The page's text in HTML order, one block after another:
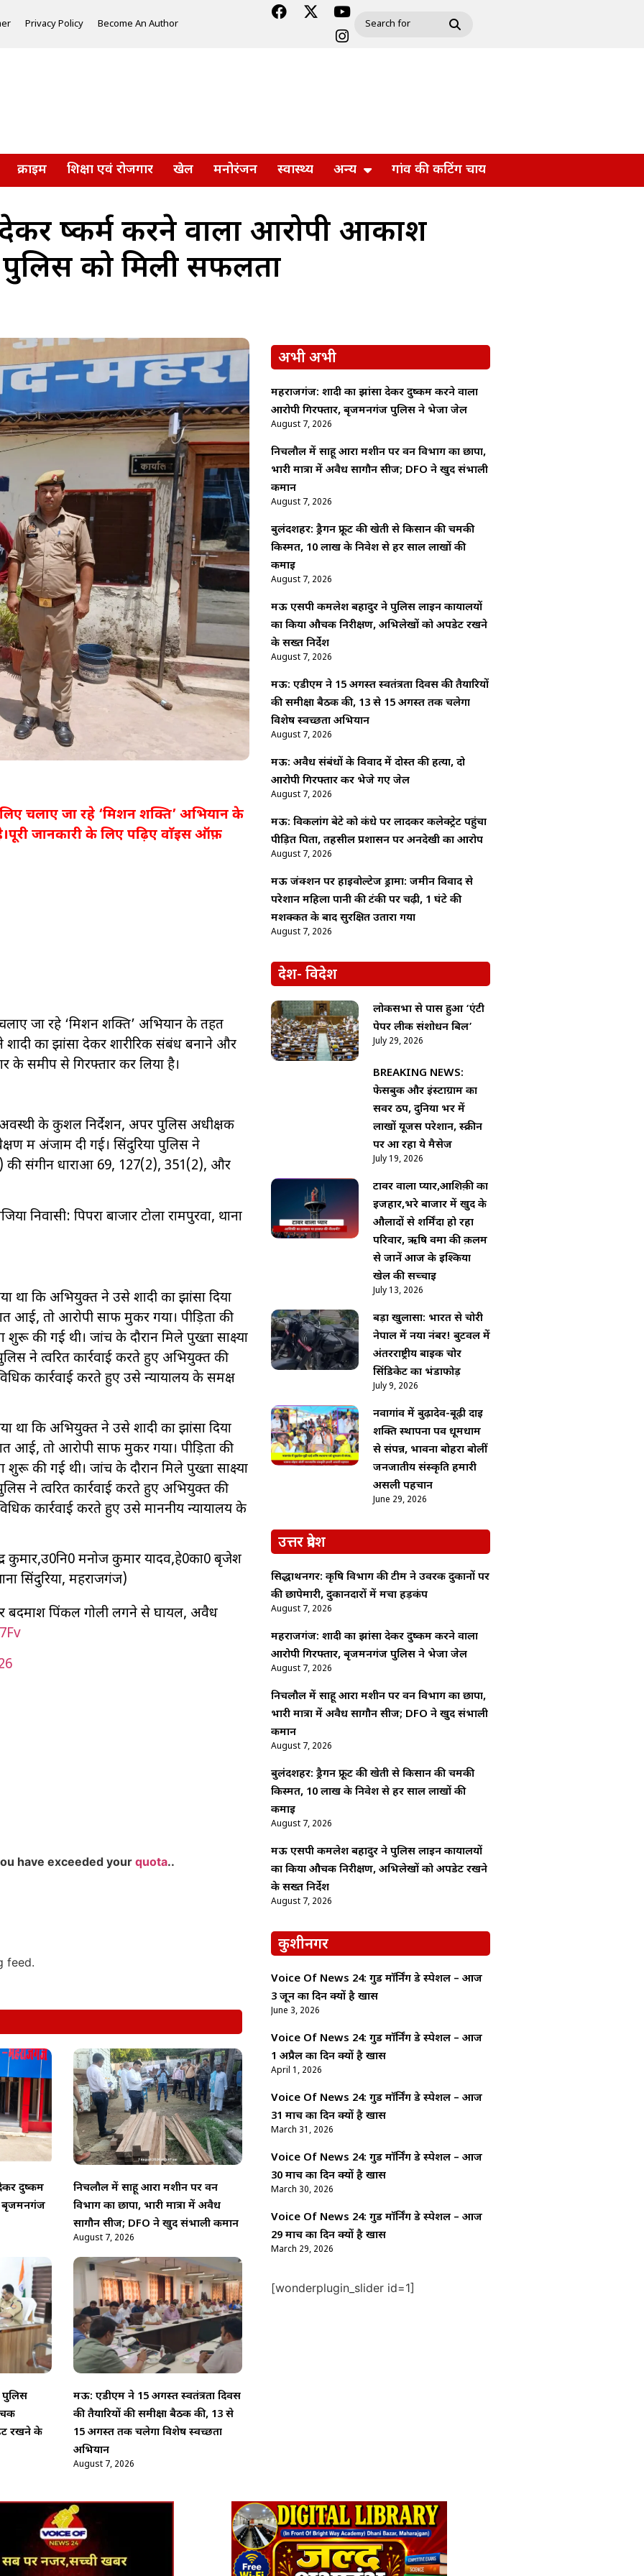
Privacy Policy Become An Author
क्राइम शिक्षा एवं रोजगार खेल मनोरंजन स्वास्थ्य अन्य गांव की कटिंग चाय
दुष्कर्म करने वाला आरोपी आकाश
पुलिस को मिली सफलता
चलाए जा रहे ‘मिशन शक्ति’ अभियान के
जानकारी के लिए पढ़िए वाॅइस ऑफ़
जा रहे ‘मिशन शक्ति’ अभियान के तहत
का झांसा देकर शारीरिक संबंध बनाने और
के समीप से गिरफ्तार कर लिया है।
के कुशल निर्देशन, अपर पुलिस अधीक्षक
में अंजाम दी गई। सिंदुरिया पुलिस ने
की संगीन धाराओं 69, 127(2), 351(2), और
निवासी: पिपरा बाजार टोला रामपुरवा, थाना
गया था कि अभियुक्त ने उसे शादी का झांसा दिया
आई, तो आरोपी साफ मुकर गया। पीड़िता की
की गई थी। जांच के दौरान मिले पुख्ता साक्ष्यों
ने त्वरित कार्रवाई करते हुए अभियुक्त की
कार्रवाई करते हुए उसे न्यायालय के समक्ष
गया था कि अभियुक्त ने उसे शादी का झांसा दिया
आई, तो आरोपी साफ मुकर गया। पीड़िता की
की गई थी। जांच के दौरान मिले पुख्ता साक्ष्यों
ने त्वरित कार्रवाई करते हुए अभियुक्त की
कार्रवाई करते हुए उसे माननीय न्यायालय के
कुमार,उ0नि0 मनोज कुमार यादव,हे0का0 बृजेश
सिंदुरिया, महराजगंज)
बदमाश पिंकल गोली लगने से घायल, अवैध
have exceeded your quota..
feed.
दुष्कर्म
बृजमनगंज
निचलौल में साहू आरा मशीन पर वन
विभाग का छापा, भारी मात्रा में अवैध
सागौन सीज; DFO ने खुद संभाली कमान
August 7, 2026
रखने के
मऊ: एडीएम ने 15 अगस्त स्वतंत्रता दिवस
की तैयारियों की समीक्षा बैठक की, 13 से
15 अगस्त तक चलेगा विशेष स्वच्छता
अभियान
August 7, 2026
अभी अभी
महराजगंज: शादी का झांसा देकर दुष्कर्म करने वाला
आरोपी गिरफ्तार, बृजमनगंज पुलिस ने भेजा जेल
August 7, 2026
निचलौल में साहू आरा मशीन पर वन विभाग का छापा,
भारी मात्रा में अवैध सागौन सीज; DFO ने खुद संभाली
कमान
August 7, 2026
बुलंदशहर: ड्रैगन फ्रूट की खेती से किसान की चमकी
किस्मत, 10 लाख के निवेश से हर साल लाखों की
कमाई
August 7, 2026
मऊ एसपी कमलेश बहादुर ने पुलिस लाइन कार्यालयों
का किया औचक निरीक्षण, अभिलेखों को अपडेट रखने
के सख्त निर्देश
August 7, 2026
मऊ: एडीएम ने 15 अगस्त स्वतंत्रता दिवस की तैयारियों
की समीक्षा बैठक की, 13 से 15 अगस्त तक चलेगा
विशेष स्वच्छता अभियान
August 7, 2026
मऊ: अवैध संबंधों के विवाद में दोस्त की हत्या, दो
आरोपी गिरफ्तार कर भेजे गए जेल
August 7, 2026
मऊ: विकलांग बेटे को कंधे पर लादकर कलेक्ट्रेट पहुंचा
पीड़ित पिता, तहसील प्रशासन पर अनदेखी का आरोप
August 7, 2026
मऊ जंक्शन पर हाईवोल्टेज ड्रामा: जमीन विवाद से
परेशान महिला पानी की टंकी पर चढ़ी, 1 घंटे की
मशक्कत के बाद सुरक्षित उतारा गया
August 7, 2026
देश- विदेश
लोकसभा से पास हुआ ‘एंटी
पेपर लीक संशोधन बिल’
July 29, 2026
BREAKING NEWS:
फेसबुक और इंस्टाग्राम का
सर्वर ठप, दुनिया भर में
लाखों यूजर्स परेशान, स्क्रीन
पर आ रहा ये मैसेज
July 19, 2026
टावर वाला प्यार,आशिक़ी का
इजहार,भरे बाजार में खुद के
औलादों से शर्मिंदा हो रहा
परिवार, ऋषि वर्मा की क़लम
से जानें आज के इश्किया
खेल की सच्चाई
July 13, 2026
बड़ा खुलासा: भारत से चोरी
नेपाल में नया नंबर! बुटवल में
अंतरराष्ट्रीय बाइक चोर
सिंडिकेट का भंडाफोड़
July 9, 2026
नवागांव में बुढ़ादेव-बूढ़ी दाई
शक्ति स्थापना पर्व धूमधाम
से संपन्न, भावना बोहरा बोलीं
जनजातीय संस्कृति हमारी
असली पहचान
June 29, 2026
उत्तर प्रदेश
सिद्धार्थनगर: कृषि विभाग की टीम ने उर्वरक दुकानों पर
की छापेमारी, दुकानदारों में मचा हड़कंप
August 7, 2026
महराजगंज: शादी का झांसा देकर दुष्कर्म करने वाला
आरोपी गिरफ्तार, बृजमनगंज पुलिस ने भेजा जेल
August 7, 2026
निचलौल में साहू आरा मशीन पर वन विभाग का छापा,
भारी मात्रा में अवैध सागौन सीज; DFO ने खुद संभाली
कमान
August 7, 2026
बुलंदशहर: ड्रैगन फ्रूट की खेती से किसान की चमकी
किस्मत, 10 लाख के निवेश से हर साल लाखों की
कमाई
August 7, 2026
मऊ एसपी कमलेश बहादुर ने पुलिस लाइन कार्यालयों
का किया औचक निरीक्षण, अभिलेखों को अपडेट रखने
के सख्त निर्देश
August 7, 2026
कुशीनगर
Voice Of News 24: गुड माॅर्निंग डे स्पेशल – आज
3 जून का दिन क्यों है खास
June 3, 2026
Voice Of News 24: गुड माॅर्निंग डे स्पेशल – आज
1 अप्रैल का दिन क्यों है खास
April 1, 2026
Voice Of News 24: गुड माॅर्निंग डे स्पेशल – आज
31 मार्च का दिन क्यों है खास
March 31, 2026
Voice Of News 24: गुड माॅर्निंग डे स्पेशल – आज
30 मार्च का दिन क्यों है खास
March 30, 2026
Voice Of News 24: गुड माॅर्निंग डे स्पेशल – आज
29 मार्च का दिन क्यों है खास
March 29, 2026
[wonderplugin_slider id=1]